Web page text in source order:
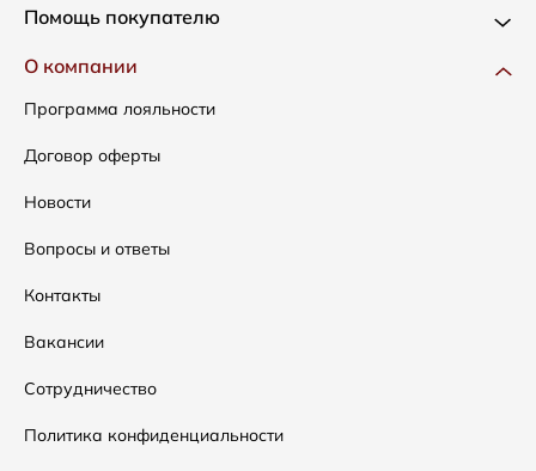
Новинки
Одежда
Сумки
Аксессуары
Распродажа
Подарочные сертификаты
Помощь покупателю
Доставка и оплата
Как оформить заказ
Условия возвратов
Таблица размеров
Уход за одеждой
О компании
Программа лояльности
Договор оферты
Новости
Вопросы и ответы
Контакты
Вакансии
Сотрудничество
Политика конфиденциальности